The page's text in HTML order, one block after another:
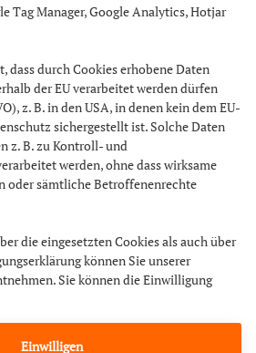
Tag Manager, Google Analytics, Hotjar
dass durch Cookies erhobene Daten
der EU verarbeitet werden dürfen
z. B. in den USA, in denen kein dem EU-
sichergestellt ist. Solche Daten
z. B. zu Kontroll- und
werden, ohne dass wirksame
oder sämtliche Betroffenenrechte
die eingesetzten Cookies als auch über
können Sie unserer
Sie können die Einwilligung
Einwilligen